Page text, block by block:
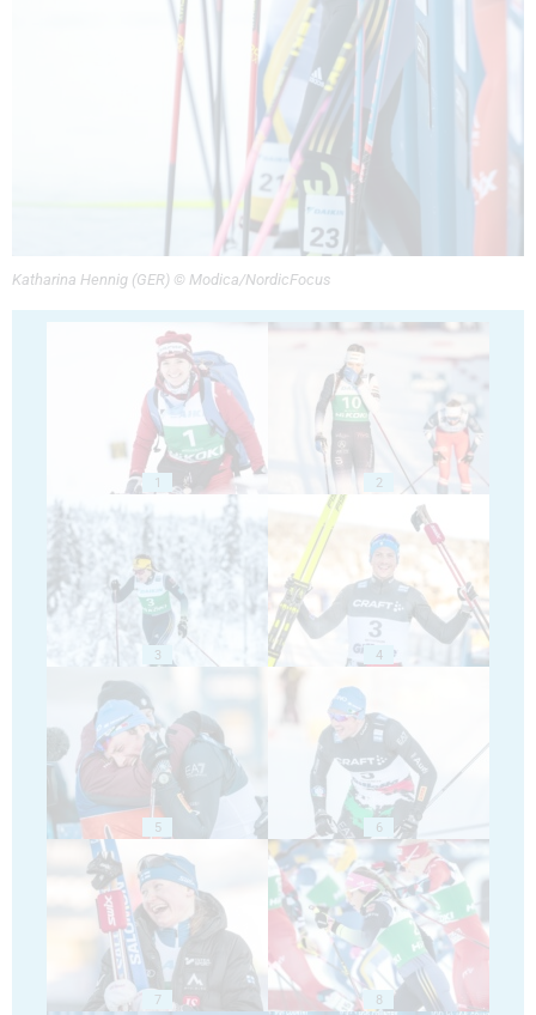
Katharina Hennig (GER) © Modica/NordicFocus
1 2
3 4
5 6
7 8